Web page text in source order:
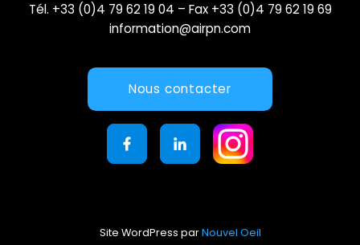
Tél. +33 (0)4 79 62 19 04 – Fax +33 (0)4 79 62 19 69
information@airpn.com
Nous contacter
Site WordPress parNouvel Oeil